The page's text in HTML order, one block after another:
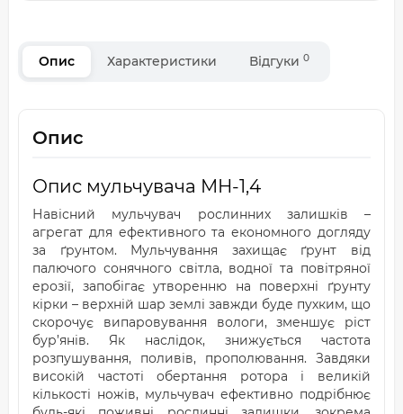
Опис Характеристики Відгуки 0
Опис
Опис мульчувача МН-1,4
Навісний мульчувач рослинних залишків –
агрегат для ефективного та економного догляду
за ґрунтом. Мульчування захищає ґрунт від
палючого сонячного світла, водної та повітряної
ерозії, запобігає утворенню на поверхні ґрунту
кірки – верхній шар землі завжди буде пухким, що
скорочує випаровування вологи, зменшує ріст
бур’янів. Як наслідок, знижується частота
розпушування, поливів, прополювання. Завдяки
високій частоті обертання ротора і великій
кількості ножів, мульчувач ефективно подрібнює